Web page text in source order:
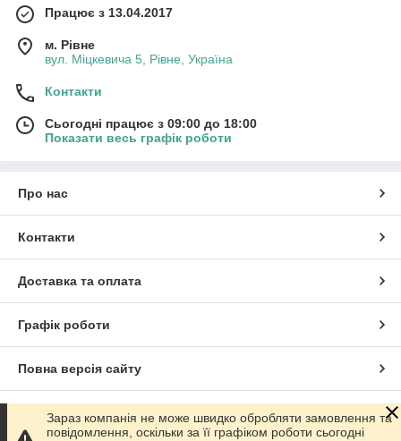
Працює з 13.04.2017
м. Рівне
вул. Міцкевича 5, Рівне, Україна
Контакти
Сьогодні працює з 09:00 до 18:00
Показати весь графік роботи
Про нас
Контакти
Доставка та оплата
Графік роботи
Повна версія сайту
Сайт створено на маркетплейсіProm.ua
Зараз компанія не може швидко обробляти замовлення та
повідомлення, оскільки за її графіком роботи сьогодні